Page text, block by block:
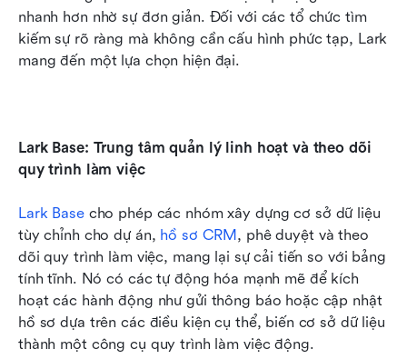
nhanh hơn nhờ sự đơn giản. Đối với các tổ chức tìm
kiếm sự rõ ràng mà không cần cấu hình phức tạp, Lark
mang đến một lựa chọn hiện đại.
Lark Base: Trung tâm quản lý linh hoạt và theo dõi
quy trình làm việc
Lark Base cho phép các nhóm xây dựng cơ sở dữ liệu
tùy chỉnh cho dự án, hồ sơ CRM, phê duyệt và theo
dõi quy trình làm việc, mang lại sự cải tiến so với bảng
tính tĩnh. Nó có các tự động hóa mạnh mẽ để kích
hoạt các hành động như gửi thông báo hoặc cập nhật
hồ sơ dựa trên các điều kiện cụ thể, biến cơ sở dữ liệu
thành một công cụ quy trình làm việc động.